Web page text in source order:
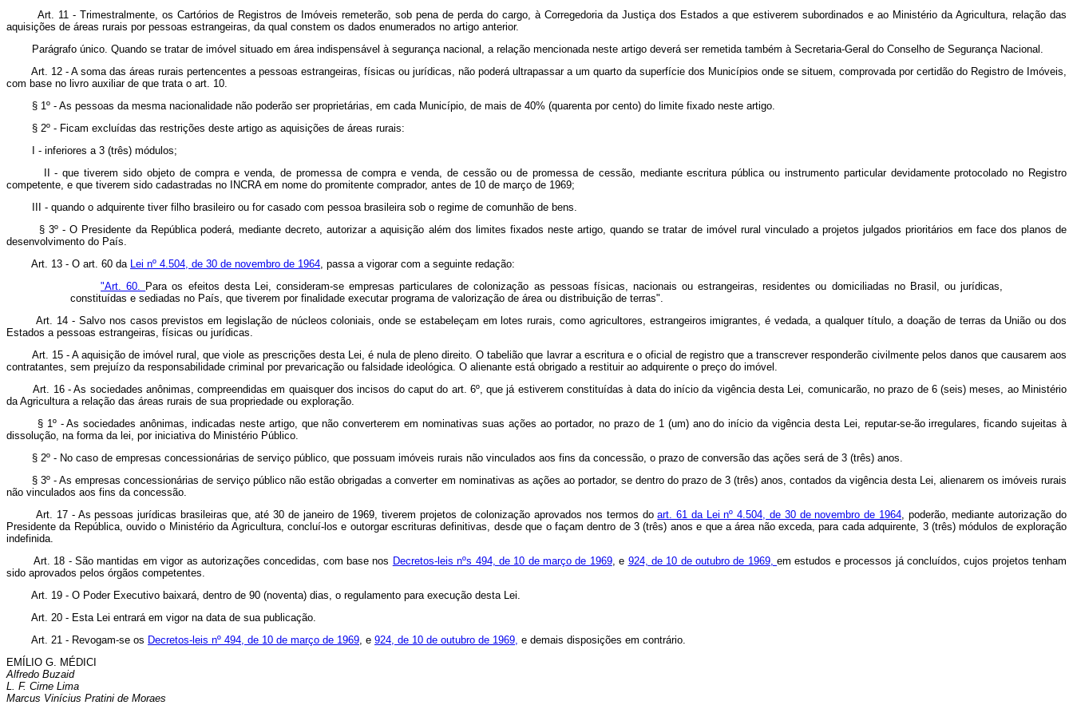
Art. 11 - Trimestralmente, os Cartórios de Registros de Imóveis remeterão, sob pena de perda do cargo, à Corregedoria da Justiça dos Estados a que estiverem subordinados e ao Ministério da Agricultura, relação das
aquisições de áreas rurais por pessoas estrangeiras, da qual constem os dados enumerados no artigo anterior.
Parágrafo único. Quando se tratar de imóvel situado em área indispensável à segurança nacional, a relação mencionada neste artigo deverá ser remetida também à Secretaria-Geral do Conselho de Segurança Nacional.
Art. 12 - A soma das áreas rurais pertencentes a pessoas estrangeiras, físicas ou jurídicas, não poderá ultrapassar a um quarto da superfície dos Municípios onde se situem, comprovada por certidão do Registro de Imóveis,
com base no livro auxiliar de que trata o art. 10.
§ 1º - As pessoas da mesma nacionalidade não poderão ser proprietárias, em cada Município, de mais de 40% (quarenta por cento) do limite fixado neste artigo.
§ 2º - Ficam excluídas das restrições deste artigo as aquisições de áreas rurais:
I - inferiores a 3 (três) módulos;
II - que tiverem sido objeto de compra e venda, de promessa de compra e venda, de cessão ou de promessa de cessão, mediante escritura pública ou instrumento particular devidamente protocolado no Registro
competente, e que tiverem sido cadastradas no INCRA em nome do promitente comprador, antes de 10 de março de 1969;
III - quando o adquirente tiver filho brasileiro ou for casado com pessoa brasileira sob o regime de comunhão de bens.
§ 3º - O Presidente da República poderá, mediante decreto, autorizar a aquisição além dos limites fixados neste artigo, quando se tratar de imóvel rural vinculado a projetos julgados prioritários em face dos planos de
desenvolvimento do País.
Art. 13 - O art. 60 da Lei nº 4.504, de 30 de novembro de 1964, passa a vigorar com a seguinte redação:
"Art. 60. Para os efeitos desta Lei, consideram-se empresas particulares de colonização as pessoas físicas, nacionais ou estrangeiras, residentes ou domiciliadas no Brasil, ou jurídicas,
constituídas e sediadas no País, que tiverem por finalidade executar programa de valorização de área ou distribuição de terras".
Art. 14 - Salvo nos casos previstos em legislação de núcleos coloniais, onde se estabeleçam em lotes rurais, como agricultores, estrangeiros imigrantes, é vedada, a qualquer título, a doação de terras da União ou dos
Estados a pessoas estrangeiras, físicas ou jurídicas.
Art. 15 - A aquisição de imóvel rural, que viole as prescrições desta Lei, é nula de pleno direito. O tabelião que lavrar a escritura e o oficial de registro que a transcrever responderão civilmente pelos danos que causarem aos
contratantes, sem prejuízo da responsabilidade criminal por prevaricação ou falsidade ideológica. O alienante está obrigado a restituir ao adquirente o preço do imóvel.
Art. 16 - As sociedades anônimas, compreendidas em quaisquer dos incisos do caput do art. 6º, que já estiverem constituídas à data do início da vigência desta Lei, comunicarão, no prazo de 6 (seis) meses, ao Ministério
da Agricultura a relação das áreas rurais de sua propriedade ou exploração.
§ 1º - As sociedades anônimas, indicadas neste artigo, que não converterem em nominativas suas ações ao portador, no prazo de 1 (um) ano do início da vigência desta Lei, reputar-se-ão irregulares, ficando sujeitas à
dissolução, na forma da lei, por iniciativa do Ministério Público.
§ 2º - No caso de empresas concessionárias de serviço público, que possuam imóveis rurais não vinculados aos fins da concessão, o prazo de conversão das ações será de 3 (três) anos.
§ 3º - As empresas concessionárias de serviço público não estão obrigadas a converter em nominativas as ações ao portador, se dentro do prazo de 3 (três) anos, contados da vigência desta Lei, alienarem os imóveis rurais
não vinculados aos fins da concessão.
Art. 17 - As pessoas jurídicas brasileiras que, até 30 de janeiro de 1969, tiverem projetos de colonização aprovados nos termos doart. 61 da Lei nº 4.504, de 30 de novembro de 1964, poderão, mediante autorização do
Presidente da República, ouvido o Ministério da Agricultura, concluí-los e outorgar escrituras definitivas, desde que o façam dentro de 3 (três) anos e que a área não exceda, para cada adquirente, 3 (três) módulos de exploração
indefinida.
Art. 18 - São mantidas em vigor as autorizações concedidas, com base nos Decretos-leis nºs 494, de 10 de março de 1969, e 924, de 10 de outubro de 1969,em estudos e processos já concluídos, cujos projetos tenham
sido aprovados pelos órgãos competentes.
Art. 19 - O Poder Executivo baixará, dentro de 90 (noventa) dias, o regulamento para execução desta Lei.
Art. 20 - Esta Lei entrará em vigor na data de sua publicação.
Art. 21 - Revogam-se os Decretos-leis nº 494, de 10 de março de 1969, e 924, de 10 de outubro de 1969, e demais disposições em contrário.
EMÍLIO G. MÉDICI
Alfredo Buzaid
L. F. Cirne Lima
Marcus Vinícius Pratini de Moraes